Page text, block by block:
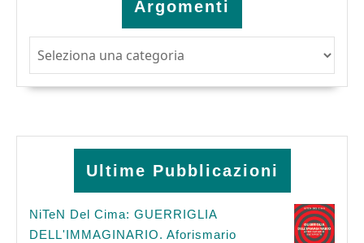
Argomenti
Ultime Pubblicazioni
NiTeN Del Cima: GUERRIGLIA
DELL'IMMAGINARIO. Aforismario